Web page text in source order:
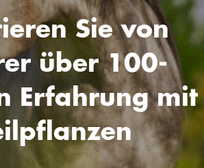
Sie von
über 100-
Erfahrung mit